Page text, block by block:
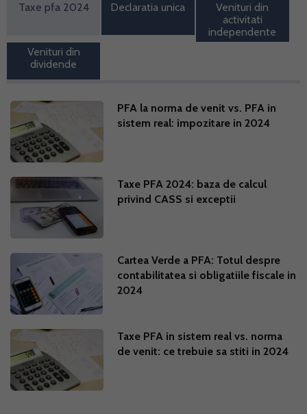
Taxe pfa 2024 Declaratia unica
Venituri din
activitati
independente
Venituri din
dividende
PFA la norma de venit vs. PFA in
sistem real: impozitare in 2024
Taxe PFA 2024: baza de calcul
privind CASS si exceptii
Cartea Verde a PFA: Totul despre
contabilitatea si obligatiile fiscale in
2024
Taxe PFA in sistem real vs. norma
de venit: ce trebuie sa stiti in 2024